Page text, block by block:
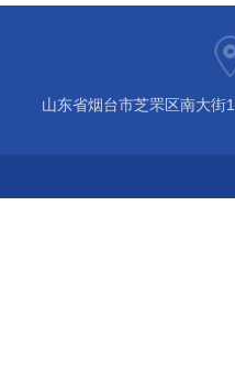
山东省烟台市芝罘区南大街